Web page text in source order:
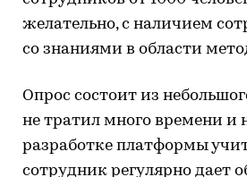
желательно, с наличием
со знаниями в области
Опрос состоит из
не тратил много времени и
разработке платформы
сотрудник регулярно дает